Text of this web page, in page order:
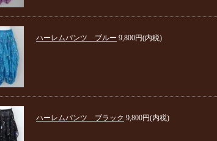
ハーレムパンツ ブルー 9,800円(内税)
ハーレムパンツ ブラック 9,800円(内税)